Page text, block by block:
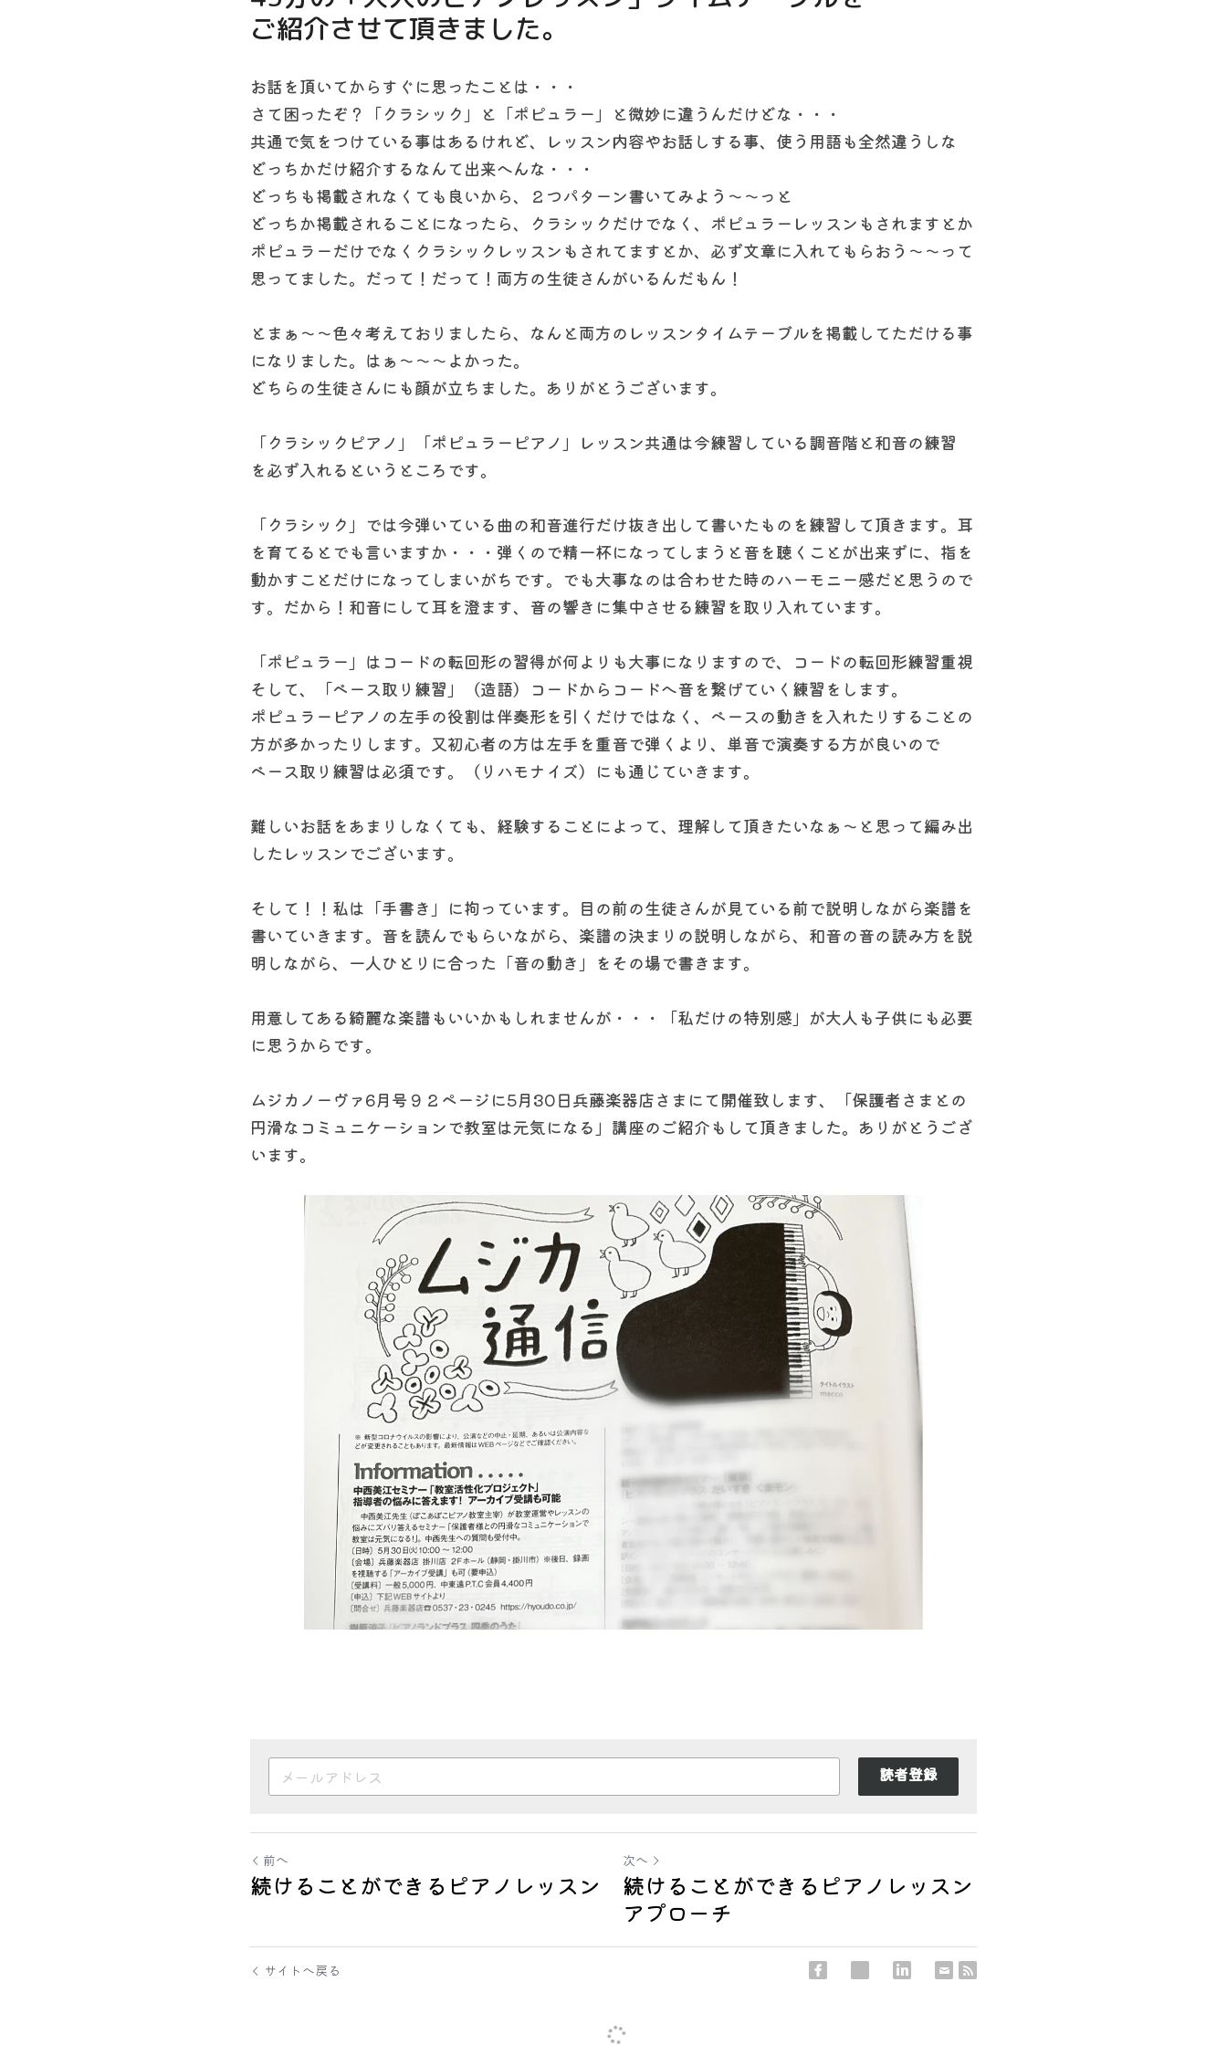
ご紹介させて頂きました。
お話を頂いてからすぐに思ったことは・・・
さて困ったぞ？「クラシック」と「ポピュラー」と微妙に違うんだけどな・・・
共通で気をつけている事はあるけれど、レッスン内容やお話しする事、使う用語も全然違うしな
どっちかだけ紹介するなんて出来へんな・・・
どっちも掲載されなくても良いから、２つパターン書いてみよう〜〜っと
どっちか掲載されることになったら、クラシックだけでなく、ポピュラーレッスンもされますとか
ポピュラーだけでなくクラシックレッスンもされてますとか、必ず文章に入れてもらおう〜〜って
思ってました。だって！だって！両方の生徒さんがいるんだもん！
とまぁ〜〜色々考えておりましたら、なんと両方のレッスンタイムテーブルを掲載してただける事
になりました。はぁ〜〜〜よかった。
どちらの生徒さんにも顔が立ちました。ありがとうございます。
「クラシックピアノ」「ポピュラーピアノ」レッスン共通は今練習している調音階と和音の練習
を必ず入れるというところです。
「クラシック」では今弾いている曲の和音進行だけ抜き出して書いたものを練習して頂きます。耳
を育てるとでも言いますか・・・弾くので精一杯になってしまうと音を聴くことが出来ずに、指を
動かすことだけになってしまいがちです。でも大事なのは合わせた時のハーモニー感だと思うので
す。だから！和音にして耳を澄ます、音の響きに集中させる練習を取り入れています。
「ポピュラー」はコードの転回形の習得が何よりも大事になりますので、コードの転回形練習重視
そして、「ベース取り練習」（造語）コードからコードへ音を繋げていく練習をします。
ポピュラーピアノの左手の役割は伴奏形を引くだけではなく、ベースの動きを入れたりすることの
方が多かったりします。又初心者の方は左手を重音で弾くより、単音で演奏する方が良いので
ベース取り練習は必須です。（リハモナイズ）にも通じていきます。
難しいお話をあまりしなくても、経験することによって、理解して頂きたいなぁ〜と思って編み出
したレッスンでございます。
そして！！私は「手書き」に拘っています。目の前の生徒さんが見ている前で説明しながら楽譜を
書いていきます。音を読んでもらいながら、楽譜の決まりの説明しながら、和音の音の読み方を説
明しながら、一人ひとりに合った「音の動き」をその場で書きます。
用意してある綺麗な楽譜もいいかもしれませんが・・・「私だけの特別感」が大人も子供にも必要
に思うからです。
ムジカノーヴァ6月号９２ページに5月30日兵藤楽器店さまにて開催致します、「保護者さまとの
円滑なコミュニケーションで教室は元気になる」講座のご紹介もして頂きました。ありがとうござ
います。
読者登録
前へ
続けることができるピアノレッスン
次へ
続けることができるピアノレッスン
アプローチ
サイトへ戻る